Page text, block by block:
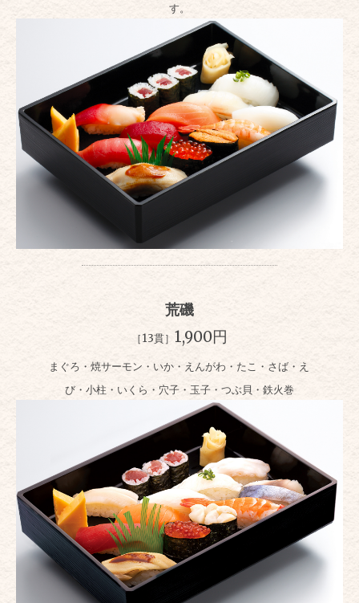
す。
荒磯
［13貫］ 1,900円
まぐろ・焼サーモン・いか・えんがわ・たこ・さば・え
び・小柱・いくら・穴子・玉子・つぶ貝・鉄火巻